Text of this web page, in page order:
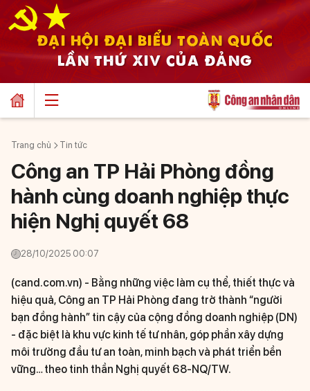
ĐẠI HỘI ĐẠI BIỂU TOÀN QUỐC
LẦN THỨ XIV CỦA ĐẢNG
Trang chủ Tin tức
Công an TP Hải Phòng đồng
hành cùng doanh nghiệp thực
hiện Nghị quyết 68
28/10/2025 00:07
(cand.com.vn) - Bằng những việc làm cụ thể, thiết thực và
hiệu quả, Công an TP Hải Phòng đang trở thành “người
bạn đồng hành” tin cậy của cộng đồng doanh nghiệp (DN)
- đặc biệt là khu vực kinh tế tư nhân, góp phần xây dựng
môi trường đầu tư an toàn, minh bạch và phát triển bền
vững… theo tinh thần Nghị quyết 68-NQ/TW.